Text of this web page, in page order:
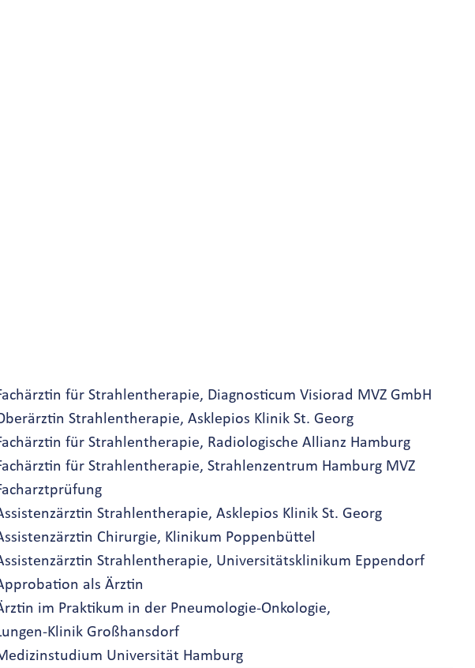
01/2026		Fachärztin für Strahlentherapie, Diagnosticum Visiorad MVZ GmbH
2025-10/2025	Oberärztin Strahlentherapie, Asklepios Klinik St. Georg
2025		Fachärztin für Strahlentherapie, Radiologische Allianz Hamburg
2016		Fachärztin für Strahlentherapie, Strahlenzentrum Hamburg MVZ
Facharztprüfung
2014		Assistenzärztin Strahlentherapie, Asklepios Klinik St. Georg
2005		Assistenzärztin Chirurgie, Klinikum Poppenbüttel
2004		Assistenzärztin Strahlentherapie, Universitätsklinikum Eppendorf
Approbation als Ärztin
2002		Ärztin im Praktikum in der Pneumologie-Onkologie,
Lungen-Klinik Großhansdorf
1994-09/2000	Medizinstudium Universität Hamburg